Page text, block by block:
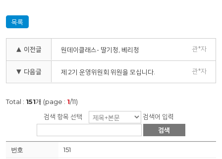
목록
▲ 이전글 원데이클래스- 딸기청, 베리청 관*자
▼ 다음글 제 2기 운영위원회 위원을 모십니다. 관*자
Total : 151개 (page : 1/11)
검색 항목 선택
검색어 입력
검색
151